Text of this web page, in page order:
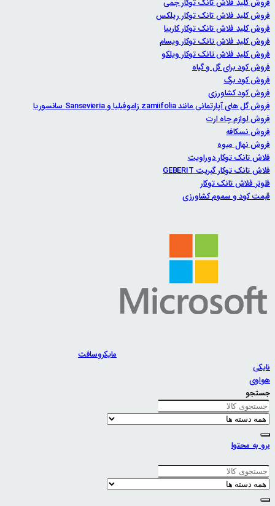
فروش کلید فلاش تانک توکار جمی
فروش کلید فلاش تانک توکار ریلکس
فروش کلید فلاش تانک توکار کاریبا
فروش کلید فلاش تانک توکار ویسام
فروش کلید فلاش تانک توکار ویلکو
فروش کود برای گل و گیاه
فروش کود برگ
فروش کود کشاورزی
فروش گل های آپارتمانی مانند zamiifolia زاموفیلیا و Sansevieria سانسوریا
فروش لوازم چاه ارت
فروش نسکافه
فروش نهال میوه
فلاش تانک توکار دوراویت
فلاش تانک توکار گبریت GEBERIT
فلوتر فلاش تانک توکار
قبمت کود و سموم کشاورزی
مایکروسافت
نایکی
هواوی
جستجو
برو به محتوا